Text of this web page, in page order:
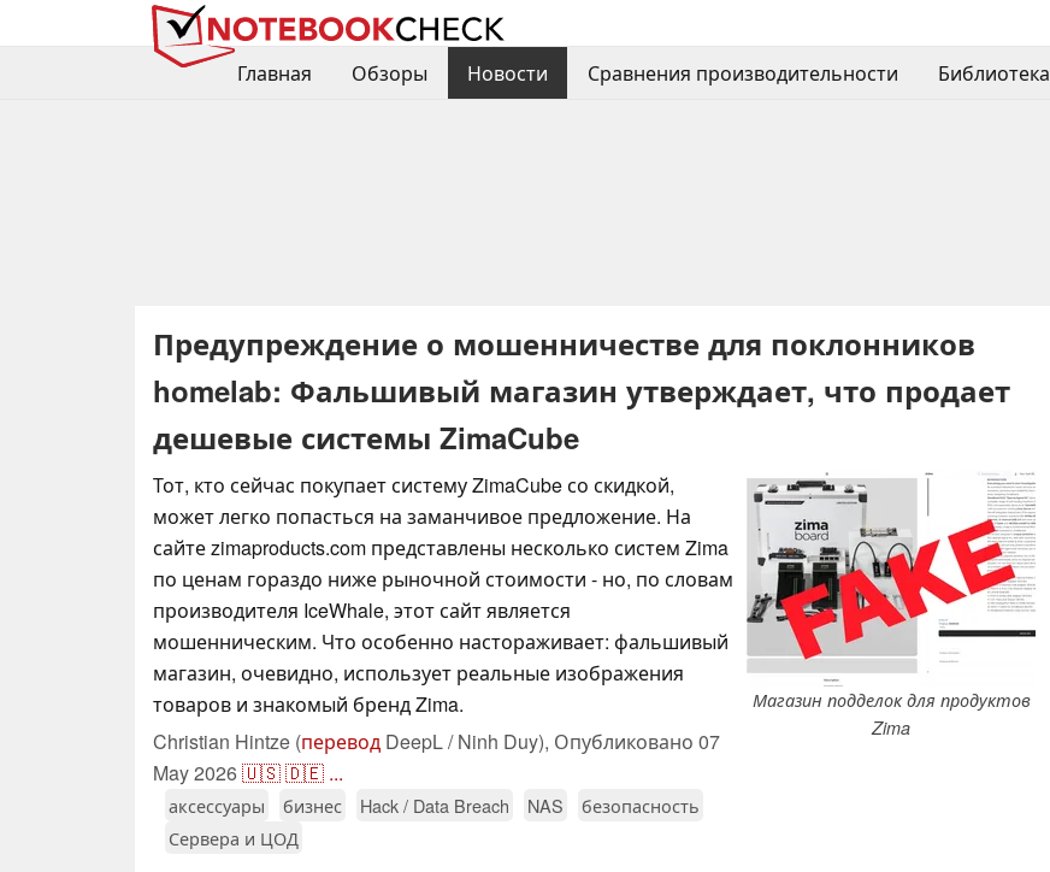
Главная
Обзоры Новости Сравнения производительности Библиотека
Предупреждение о мошенничестве для поклонников
homelab: Фальшивый магазин утверждает, что продает
дешевые системы ZimaCube
Магазин подделок для продуктов
Zima
Тот, кто сейчас покупает систему ZimaCube со скидкой,
может легко попасться на заманчивое предложение. На
сайте zimaproducts.com представлены несколько систем Zima
по ценам гораздо ниже рыночной стоимости - но, по словам
производителя IceWhale, этот сайт является
мошенническим. Что особенно настораживает: фальшивый
магазин, очевидно, использует реальные изображения
товаров и знакомый бренд Zima.
Christian Hintze (перевод DeepL / Ninh Duy), Опубликовано 07
May 2026🇺🇸🇩🇪 ...
аксессуары бизнес Hack / Data Breach NAS
безопасность
Сервера и ЦОД